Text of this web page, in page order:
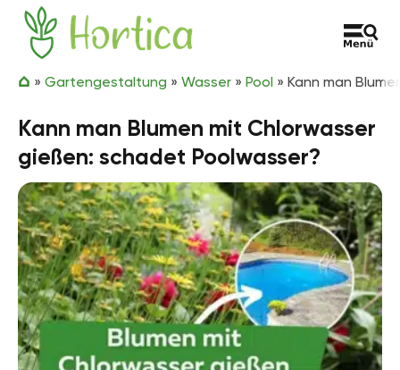
Zum Inhalt springen
Hortica
» Gartengestaltung » Wasser » Pool » Kann man
Kann man Blumen mit Chlorwasser
gießen: schadet Poolwasser?